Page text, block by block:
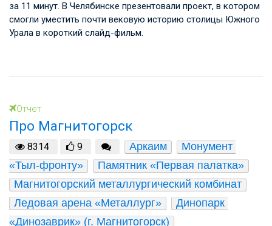
за 11 минут. В Челябинске презентовали проект, в котором
смогли уместить почти вековую историю столицы Южного
Урала в короткий слайд-фильм.
Отчет
Про Магнитогорск
8314 9 Аркаим
Монумент
«Тыл-фронту»
Памятник «Первая палатка»
Магнитогорский металлургический комбинат
Ледовая арена «Металлург»
Динопарк
«Динозаврик» (г. Магнитогорск)